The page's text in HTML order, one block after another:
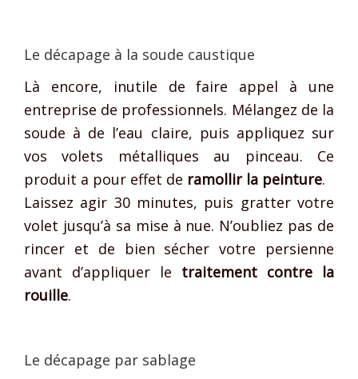
Le décapage à la soude caustique
Là encore, inutile de faire appel à une
entreprise de professionnels. Mélangez de la
soude à de l’eau claire, puis appliquez sur
vos volets métalliques au pinceau. Ce
produit a pour effet de ramollir la peinture.
Laissez agir 30 minutes, puis gratter votre
volet jusqu’à sa mise à nue. N’oubliez pas de
rincer et de bien sécher votre persienne
avant d’appliquer le traitement contre la
rouille.
Le décapage par sablage